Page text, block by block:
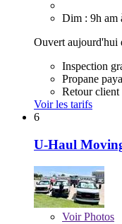
Dim : 9h am
Ouvert aujourd'hui
Inspection
Propane
Retour client
Voir les tarifs
6
U-Haul
VoirPhotos